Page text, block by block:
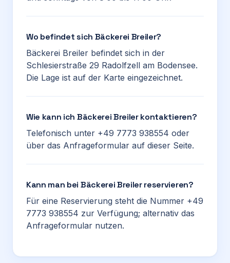
Wo befindet sich Bäckerei Breiler?
Bäckerei Breiler befindet sich in der
Schlesierstraße 29 Radolfzell am Bodensee.
Die Lage ist auf der Karte eingezeichnet.
Wie kann ich Bäckerei Breiler kontaktieren?
Telefonisch unter +49 7773 938554 oder
über das Anfrageformular auf dieser Seite.
Kann man bei Bäckerei Breiler reservieren?
Für eine Reservierung steht die Nummer +49
7773 938554 zur Verfügung; alternativ das
Anfrageformular nutzen.